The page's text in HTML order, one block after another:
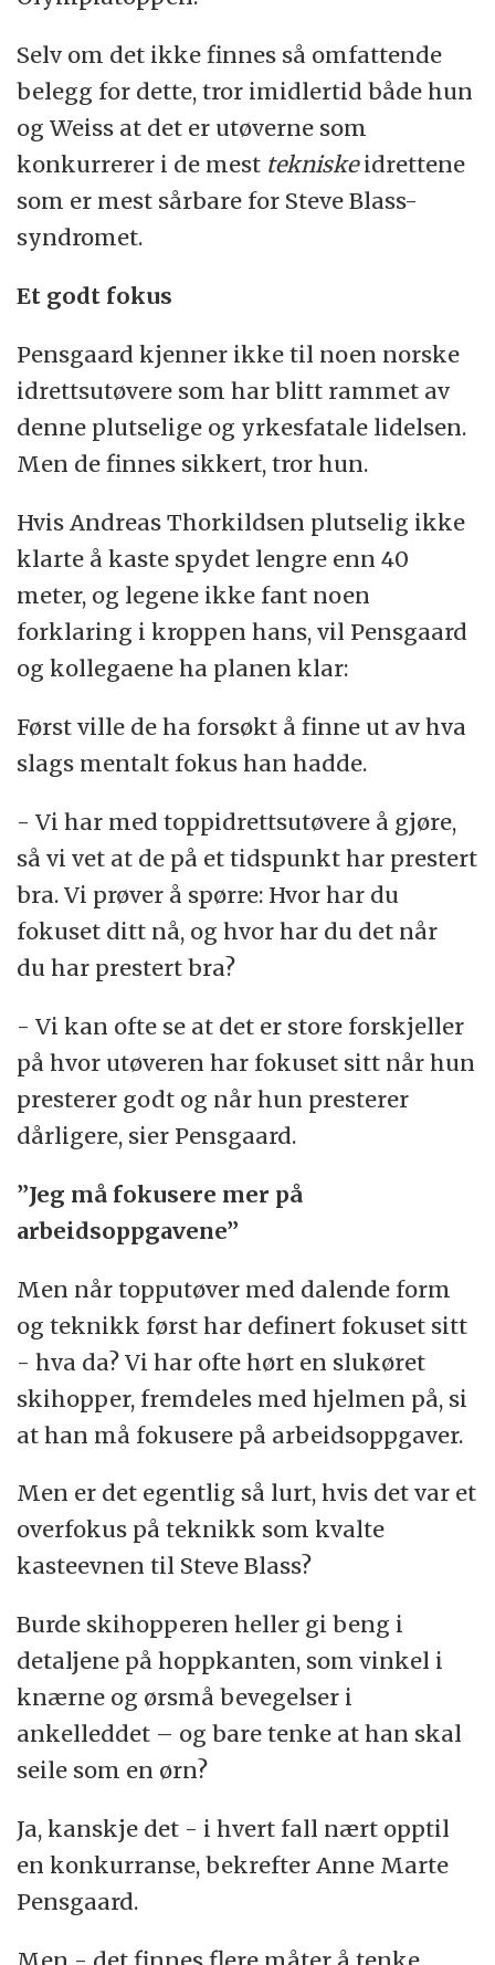
Selv om det ikke finnes så omfattende
belegg for dette, tror imidlertid både hun
og Weiss at det er utøverne som
konkurrerer i de mest tekniskeidrettene
som er mest sårbare for Steve Blass-
syndromet.
Et godt fokus
Pensgaard kjenner ikke til noen norske
idrettsutøvere som har blitt rammet av
denne plutselige og yrkesfatale lidelsen.
Men de finnes sikkert, tror hun.
Hvis Andreas Thorkildsen plutselig ikke
klarte å kaste spydet lengre enn 40
meter, og legene ikke fant noen
forklaring i kroppen hans, vil Pensgaard
og kollegaene ha planen klar:
Først ville de ha forsøkt å finne ut av hva
slags mentalt fokus han hadde.
- Vi har med toppidrettsutøvere å gjøre,
så vi vet at de på et tidspunkt har prestert
bra. Vi prøver å spørre: Hvor har du
fokuset ditt nå, og hvor har du det når
du har prestert bra?
- Vi kan ofte se at det er store forskjeller
på hvor utøveren har fokuset sitt når hun
presterer godt og når hun presterer
dårligere, sier Pensgaard.
”Jeg må fokusere mer på
arbeidsoppgavene”
Men når topputøver med dalende form
og teknikk først har definert fokuset sitt
- hva da? Vi har ofte hørt en slukøret
skihopper, fremdeles med hjelmen på, si
at han må fokusere på arbeidsoppgaver.
Men er det egentlig så lurt, hvis det var et
overfokus på teknikk som kvalte
kasteevnen til Steve Blass?
Burde skihopperen heller gi beng i
detaljene på hoppkanten, som vinkel i
knærne og ørsmå bevegelser i
ankelleddet – og bare tenke at han skal
seile som en ørn?
Ja, kanskje det - i hvert fall nært opptil
en konkurranse, bekrefter Anne Marte
Pensgaard.